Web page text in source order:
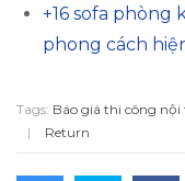
+16 sofa
phong cách
Tags: Báo giá thi công nội
|
Return